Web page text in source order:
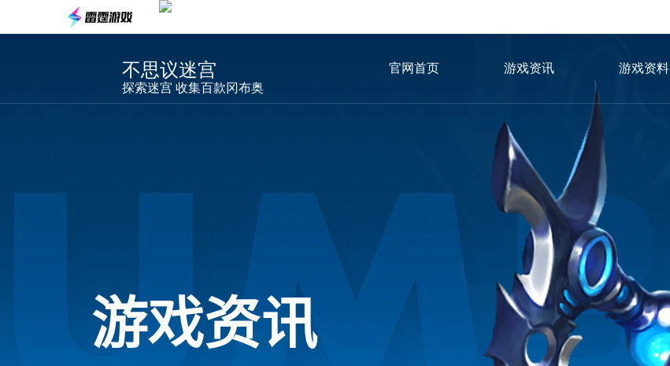
不思议迷宫
探索迷宫 收集百款冈布奥
官网首页 游戏资讯 游戏资料
游戏资讯